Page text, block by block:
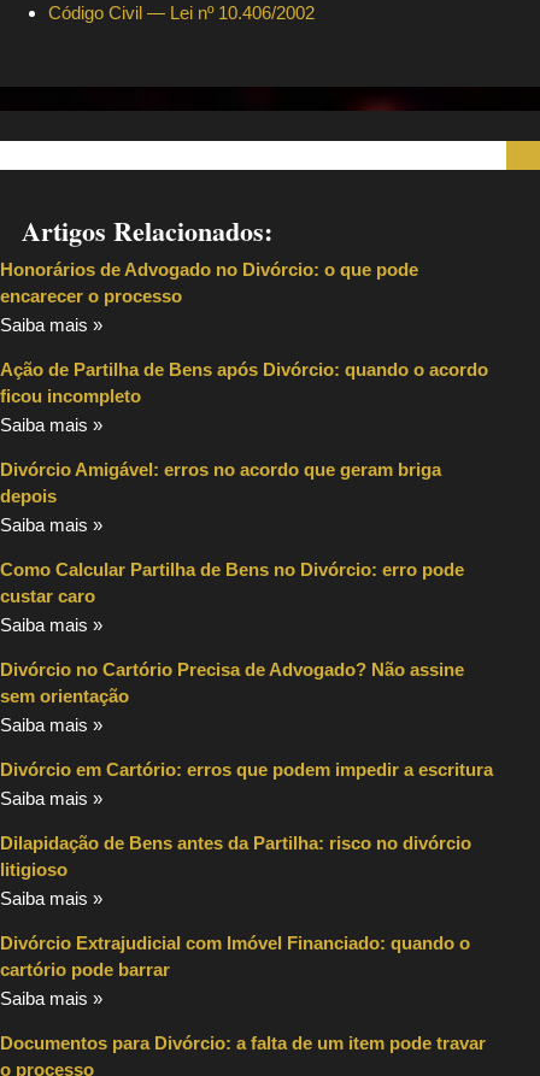
Código Civil — Lei nº 10.406/2002
Artigos Relacionados:
Honorários de Advogado no Divórcio: o que pode
encarecer o processo
Saiba mais »
Ação de Partilha de Bens após Divórcio: quando o acordo
ficou incompleto
Saiba mais »
Divórcio Amigável: erros no acordo que geram briga
depois
Saiba mais »
Como Calcular Partilha de Bens no Divórcio: erro pode
custar caro
Saiba mais »
Divórcio no Cartório Precisa de Advogado? Não assine
sem orientação
Saiba mais »
Divórcio em Cartório: erros que podem impedir a escritura
Saiba mais »
Dilapidação de Bens antes da Partilha: risco no divórcio
litigioso
Saiba mais »
Divórcio Extrajudicial com Imóvel Financiado: quando o
cartório pode barrar
Saiba mais »
Documentos para Divórcio: a falta de um item pode travar
o processo